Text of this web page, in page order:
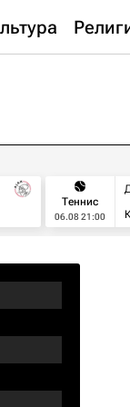
Теннис
06.08 21:00